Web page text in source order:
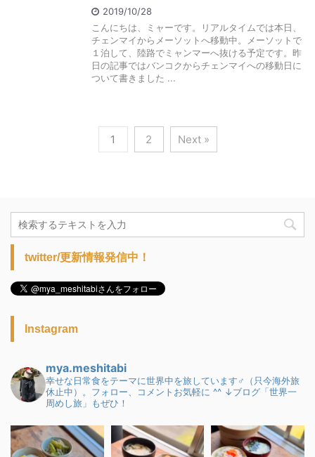
2019/10/28
こんにちは、ミャーです。リアルタイムでは本日、
チェンマイからメーソットへ移動中。メーソットで
１泊して、陸路でミャンマーへ抜ける予定です。昨
日の記事ではバンコクからチェンマイへの移動日に
ついて書きました ...
1 2 Next »
twitter/更新情報発信中！
Instagram
mya.meshitabi
幸せな日常食をテーマに世界中を旅しています♂（只今海外旅
休止中）。フォロー、コメントお気軽に ^^ ↓ブログ「世界一
周めし旅」もぜひ！